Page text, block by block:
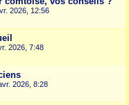
2026, 12:56
2026, 7:48
2026, 8:28